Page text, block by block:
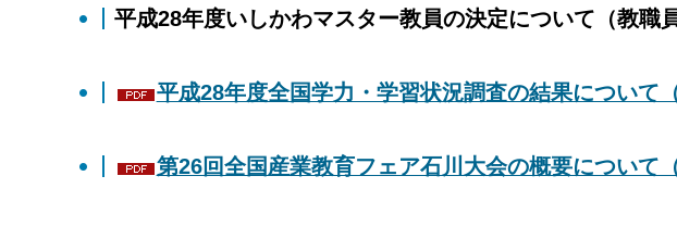
平成28年度いしかわマスター教員の決定について（教職員
平成28年度全国学力・学習状況調査の結果について
第26回全国産業教育フェア石川大会の概要について